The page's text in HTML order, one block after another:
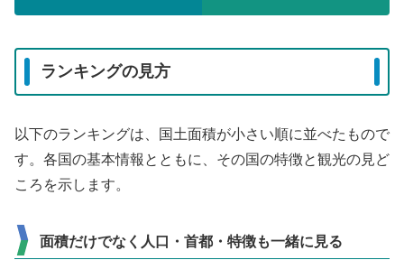
ランキングの見方
以下のランキングは、国土面積が小さい順に並べたもので
す。各国の基本情報とともに、その国の特徴と観光の見ど
ころを示します。
面積だけでなく人口・首都・特徴も一緒に見る